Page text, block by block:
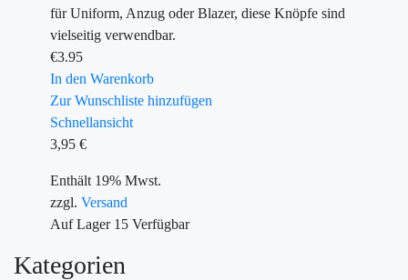
für Uniform, Anzug oder Blazer, diese Knöpfe sind
vielseitig verwendbar.
€3.95
In den Warenkorb
Zur Wunschliste hinzufügen
Schnellansicht
3,95 €
Enthält 19% Mwst.
zzgl. Versand
Auf Lager15 Verfügbar
Kategorien